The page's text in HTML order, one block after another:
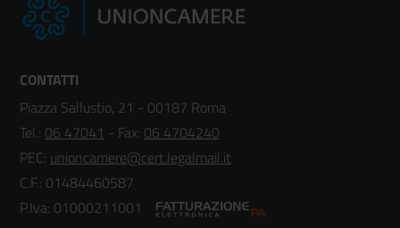
CONTATTI
Piazza Sallustio, 21 - 00187 Roma
Tel.: 06 47041 - Fax: 06 4704240
PEC: unioncamere@cert.legalmail.it
C.F.: 01484460587
P.Iva: 01000211001